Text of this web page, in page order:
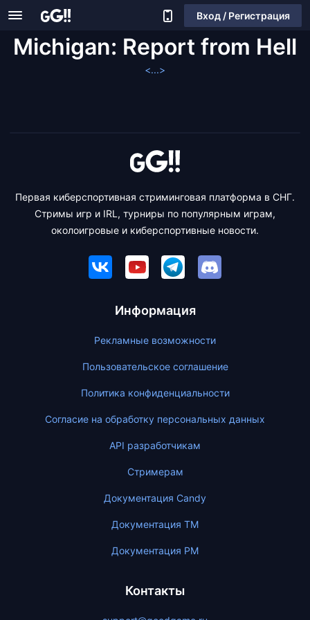
Вход / Регистрация
Michigan: Report from Hell
<...>
Первая киберспортивная стриминговая платформа в СНГ.
Стримы игр и IRL, турниры по популярным играм,
околоигровые и киберспортивные новости.
Информация
Рекламные возможности
Пользовательское соглашение
Политика конфиденциальности
Согласие на обработку персональных данных
API разработчикам
Стримерам
Документация Candy
Документация ТМ
Документация PM
Контакты